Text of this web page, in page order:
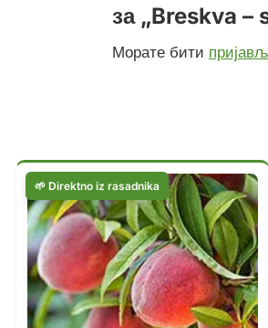
за „Breskva
Морате бити